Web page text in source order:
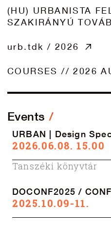
(HU) URBANISTA
SZAKIRÁNYÚ
urb.tdk / 2026
COURSES // 2026
Events
URBAN | Design
2026.06.08. 15.00
Tanszéki könyvtár
DOCONF2025 /
2025.10.09-11.